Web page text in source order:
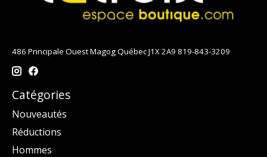
486 Principale Ouest Magog Québec J1X 2A9 819-843-3209
Catégories
Nouveautés
Réductions
Hommes